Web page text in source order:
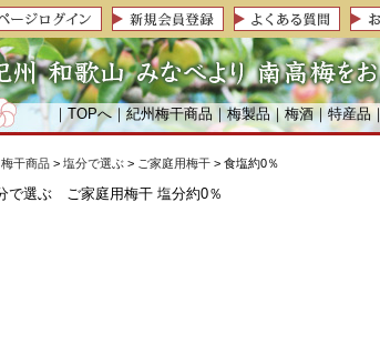
｜TOPへ｜紀州梅干商品 ｜梅製品｜ 梅酒｜ 特産品｜
梅干商品> 塩分で選ぶ> ご家庭用梅干> 食塩約0％